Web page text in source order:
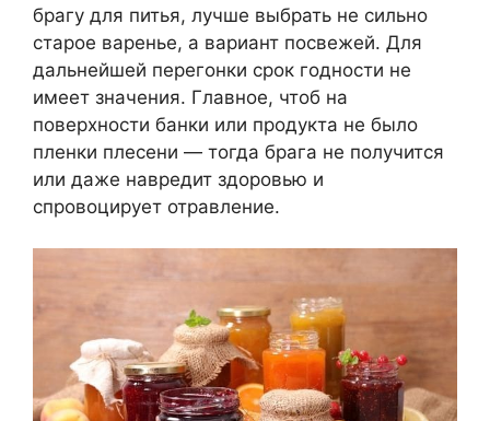
брагу для питья, лучше выбрать не сильно
старое варенье, а вариант посвежей. Для
дальнейшей перегонки срок годности не
имеет значения. Главное, чтоб на
поверхности банки или продукта не было
пленки плесени — тогда брага не получится
или даже навредит здоровью и
спровоцирует отравление.